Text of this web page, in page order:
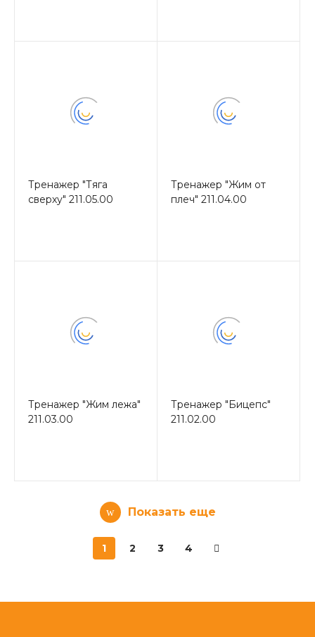
Тренажер "Тяга
сверху" 211.05.00
Тренажер "Жим от
плеч" 211.04.00
Тренажер "Жим лежа"
211.03.00
Тренажер "Бицепс"
211.02.00
Показать еще
1 2 3 4